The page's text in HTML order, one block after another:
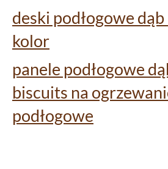
deski podłogowe
kolor
panele podłogowe
biscuits na
podłogowe